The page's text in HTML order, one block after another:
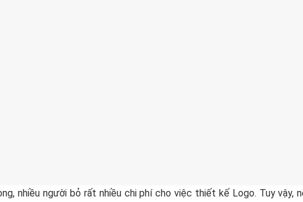
nhiều người bỏ rất nhiều chi phí cho việc thiết kế Logo. Tuy vậy,